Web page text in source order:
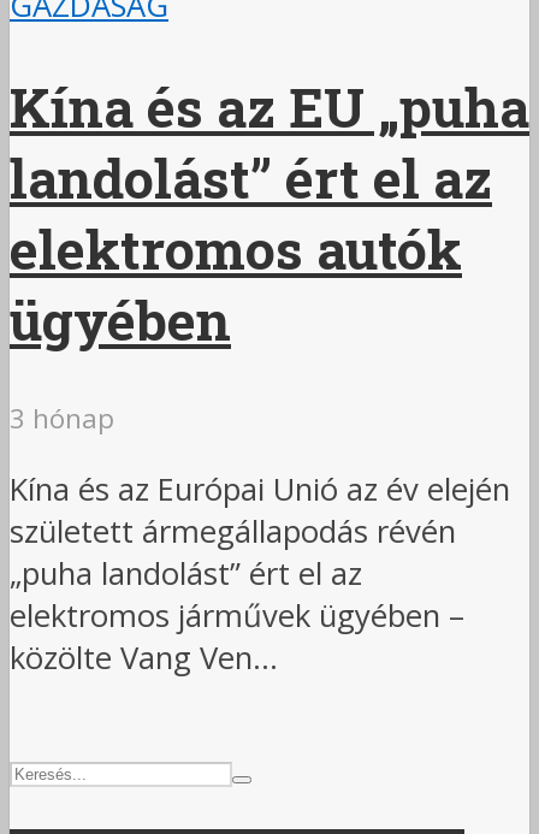
Kína és az EU „puha
landolást” ért el az
elektromos autók
ügyében
3 hónap
Kína és az Európai Unió az év elején
született ármegállapodás révén
„puha landolást” ért el az
elektromos járművek ügyében –
közölte Vang Ven...